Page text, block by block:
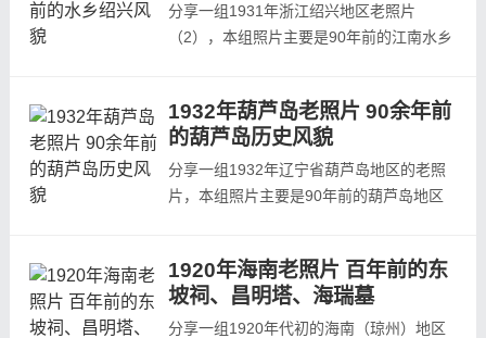
兴，拍摄了这...
分享一组1931年浙江绍兴地区老照片
（2），本组照片主要是90年前的江南水乡
年间日本人发行的杂志《亚细亚大观》第7
辑第12回。本组照片所在杂志的发行日期
为1931年4月期，所以本组照片拍摄时间在
1931年4月之前。据考证作者岛崎役治是
1932年葫芦岛老照片 90余年前
的葫芦岛历史风貌
分享一组1932年辽宁省葫芦岛地区的老照
片，本组照片主要是90年前的葫芦岛地区
志《亚细亚大观》第8辑第9回。本组照片
所在杂志的发行日期为1932年2月期，所以
本组照片拍摄时间在1932年2月之前。《亚
1920年海南老照片 百年前的东
坡祠、昌明塔、海瑞墓
分享一组1920年代初的海南（琼州）地区